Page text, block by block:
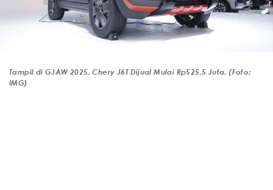
Tampil di GJAW 2025, Chery J6T Dijual Mulai Rp525,5 Juta. (Foto:
IMG)